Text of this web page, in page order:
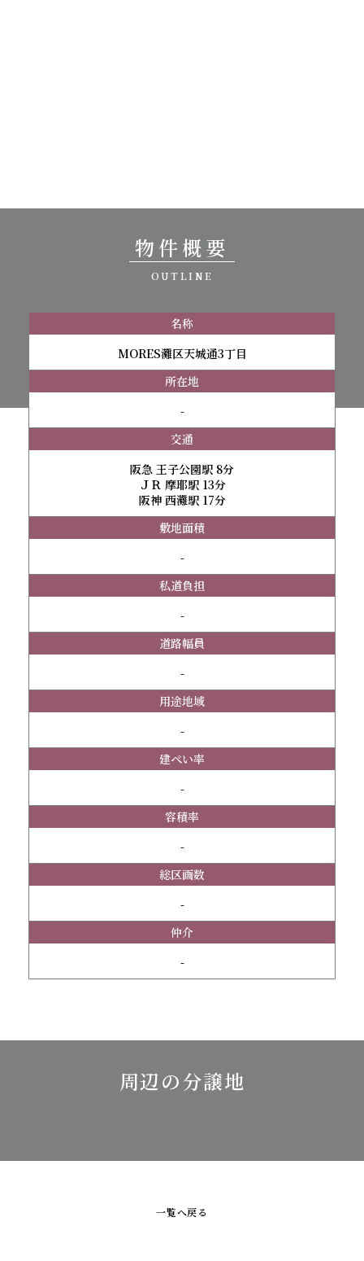
物件概要
OUTLINE
名称
MORES灘区天城通3丁目
所在地
-
交通
阪急 王子公園駅 8分
ＪＲ 摩耶駅 13分
阪神 西灘駅 17分
敷地面積
-
私道負担
-
道路幅員
-
用途地域
-
建ぺい率
-
容積率
-
総区画数
-
仲介
-
周辺の分譲地
一覧へ戻る